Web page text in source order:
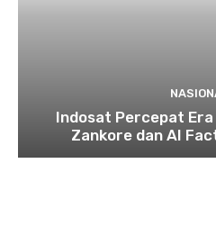
Indosat Percepat
Zankore dan AI